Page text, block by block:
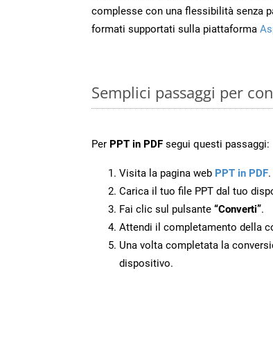
complesse con una flessibilità senza
formati supportati sulla piattaforma
Semplici passaggi per
Per PPT in PDF segui questi passaggi:
Visita la pagina web PPT in PDF.
Carica il tuo file PPT dal tuo
Fai clic sul pulsante “Converti”.
Attendi il completamento della
Una volta completata la
dispositivo.